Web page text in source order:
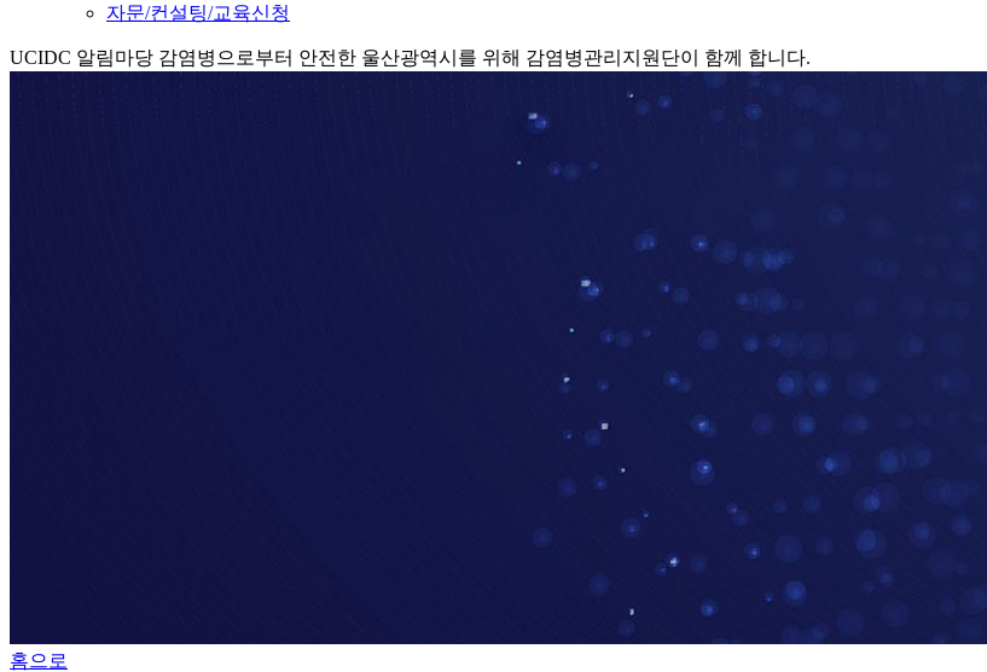
자문/컨설팅/교육신청
UCIDC 알림마당 감염병으로부터 안전한 울산광역시를 위해 감염병관리지원단이 함께 합니다.
홈으로